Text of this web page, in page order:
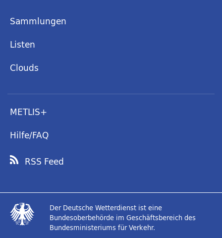
Sammlungen
Listen
Clouds
METLIS+
Hilfe/FAQ
RSS Feed
Der Deutsche Wetterdienst ist eine
Bundesoberbehörde im Geschäftsbereich des
Bundesministeriums für Verkehr.